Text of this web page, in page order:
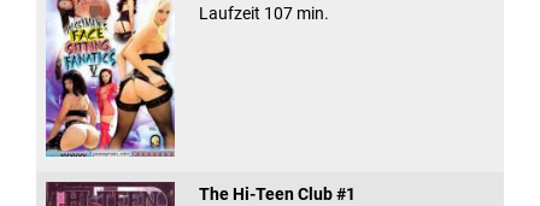
Laufzeit 107 min.
The Hi-Teen Club #1